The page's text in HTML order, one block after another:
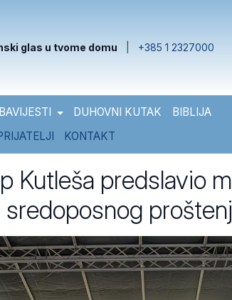
glas u tvome domu +385 1 2327000
DUHOVNI KUTAK
BIBLIJA
KONTAKT
Kutleša predslavio